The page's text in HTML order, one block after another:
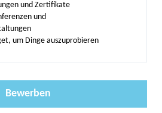
und Zertifikate
und
um Dinge auszuprobieren
Bewerben